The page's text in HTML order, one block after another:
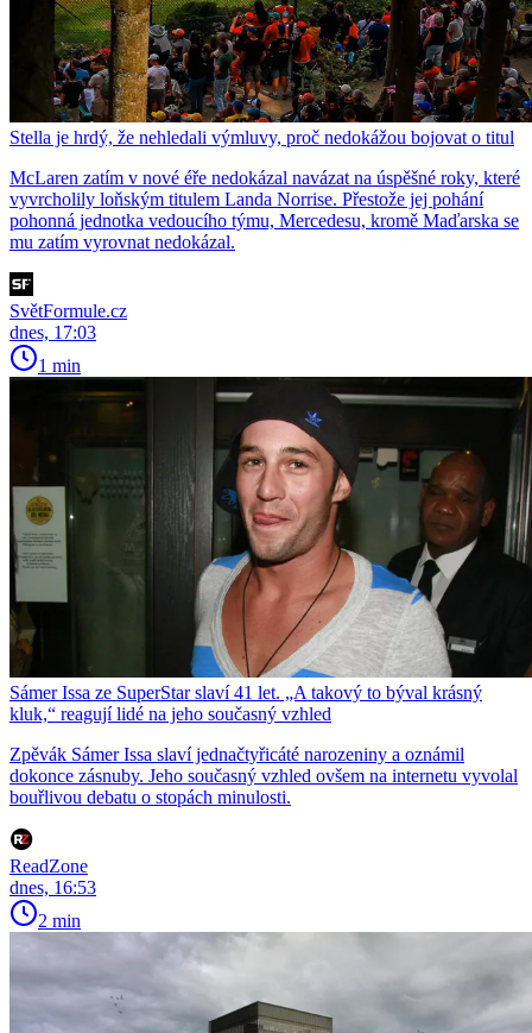
Stella je hrdý, že nehledali výmluvy, proč nedokážou bojovat o titul
McLaren zatím v nové éře nedokázal navázat na úspěšné roky, které
vyvrcholily loňským titulem Landa Norrise. Přestože jej pohání
pohonná jednotka vedoucího týmu, Mercedesu, kromě Maďarska se
mu zatím vyrovnat nedokázal.
SvětFormule.cz
dnes, 17:03
1 min
Sámer Issa ze SuperStar slaví 41 let. „A takový to býval krásný
kluk,“ reagují lidé na jeho současný vzhled
Zpěvák Sámer Issa slaví jednačtyřicáté narozeniny a oznámil
dokonce zásnuby. Jeho současný vzhled ovšem na internetu vyvolal
bouřlivou debatu o stopách minulosti.
ReadZone
dnes, 16:53
2 min